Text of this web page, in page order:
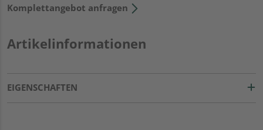
Komplettangebot anfragen
Artikelinformationen
EIGENSCHAFTEN